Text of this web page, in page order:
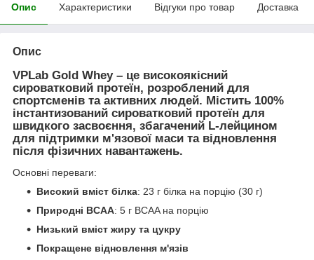
Опис Характеристики Відгуки про товар Доставка
Опис
VPLab Gold Whey– це високоякісний
сироватковий протеїн, розроблений для
спортсменів та активних людей. Містить 100%
інстантизований сироватковий протеїн для
швидкого засвоєння, збагачений L-лейцином
для підтримки м'язової маси та відновлення
після фізичних навантажень.
Основні переваги:
Високий вміст білка: 23 г білка на порцію (30 г)
Природні BCAA: 5 г BCAA на порцію
Низький вміст жиру та цукру
Покращене відновлення м'язів